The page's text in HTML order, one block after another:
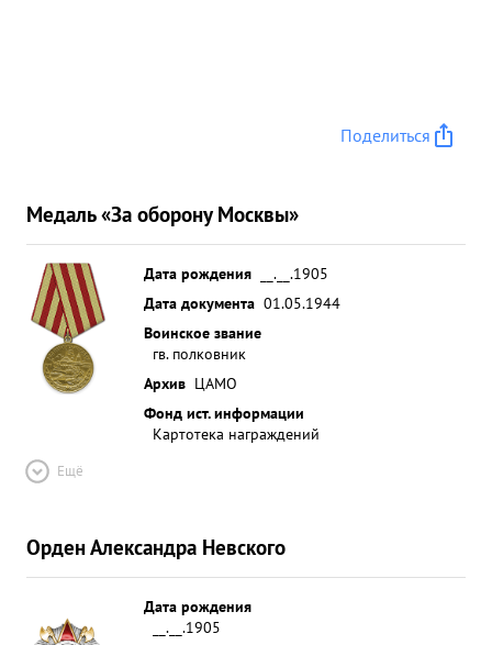
Поделиться
Медаль «За оборону Москвы»
Дата рождения
__.__.1905
Дата документа 01.05.1944
Воинское звание
гв. полковник
Архив ЦАМО
Фонд ист. информации
Картотека награждений
Ещё
Орден Александра Невского
Дата рождения
__.__.1905